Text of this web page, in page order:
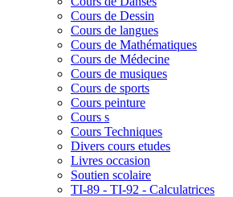
Cours de Dessin
Cours de langues
Cours de Mathématiques
Cours de Médecine
Cours de musiques
Cours de sports
Cours peinture
Cours s
Cours Techniques
Divers cours etudes
Livres occasion
Soutien scolaire
TI-89 - TI-92 - Calculatrices